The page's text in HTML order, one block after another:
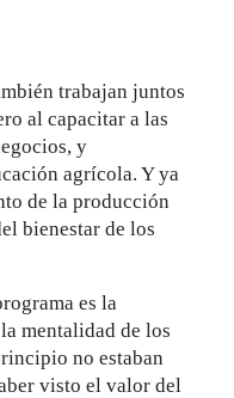
trabajan juntos
al capacitar a las
y
agrícola. Y ya
de la producción
bienestar de los
es la
mentalidad de los
no estaban
visto el valor del